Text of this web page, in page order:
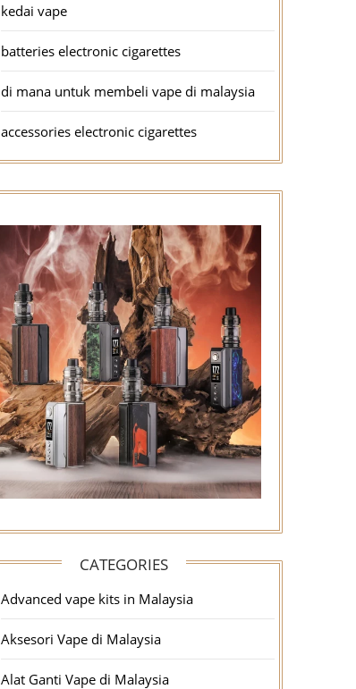
kedai vape
batteries electronic cigarettes
di mana untuk membeli vape di malaysia
accessories electronic cigarettes
CATEGORIES
Advanced vape kits in Malaysia
Aksesori Vape di Malaysia
Alat Ganti Vape di Malaysia